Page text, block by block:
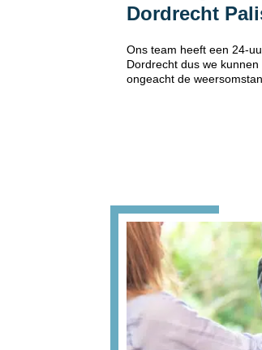
Dordrecht
Ons team heeft een 24-
Dordrecht dus we
ongeacht de